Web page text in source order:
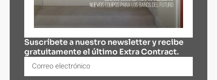
Suscríbete a nuestro newsletter y recibe
gratuitamente el último Extra Contract.